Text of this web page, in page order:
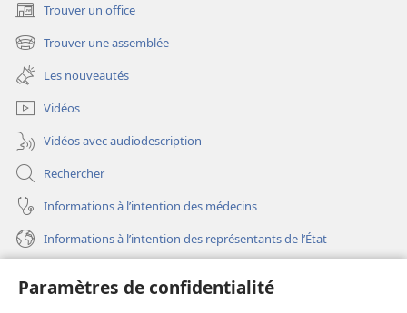
Paramètres de confidentialité
Trouver un office
(ouvre
une
nouvelle
fenêtre)
Trouver une assemblée
(ouvre
une
nouvelle
fenêtre)
Les nouveautés
Vidéos
Vidéos avec audiodescription
Rechercher
Informations à l’intention des médecins
Informations à l’intention des représentants de l’État